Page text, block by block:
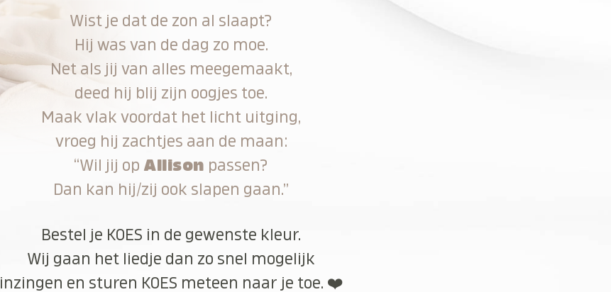
Wist je dat de zon al slaapt?
Hij was van de dag zo moe.
Net als jij van alles meegemaakt,
deed hij blij zijn oogjes toe.
Maak vlak voordat het licht uitging,
vroeg hij zachtjes aan de maan:
“Wil jij op Allison passen?
Dan kan hij/zij ook slapen gaan.”
Bestel je KOES in de gewenste kleur.
Wij gaan het liedje dan zo snel mogelijk
inzingen en sturen KOES meteen naar je toe. ❤️